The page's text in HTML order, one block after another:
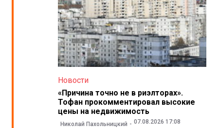
Новости
«Причина точно не в риэлторах».
Тофан прокомментировал высокие
цены на недвижимость
Николай Пахольницкий 07.08.2026 17:08